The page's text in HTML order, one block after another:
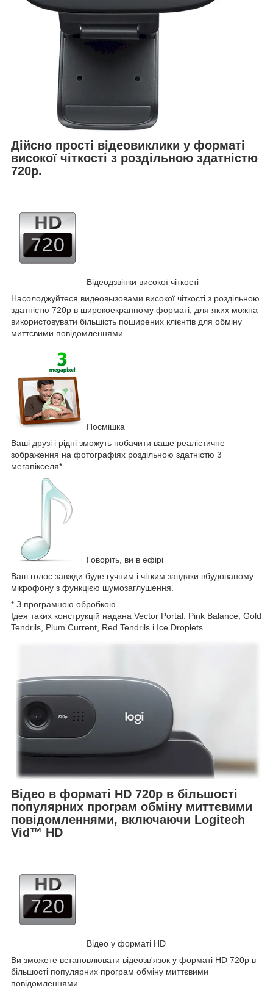
Дійсно прості відеовиклики у форматі
високої чіткості з роздільною здатністю
720p.
Відеодзвінки високої чіткості
Насолоджуйтеся видеовызовами високої чіткості з роздільною
здатністю 720p в широкоекранному форматі, для яких можна
використовувати більшість поширених клієнтів для обміну
миттєвими повідомленнями.
Посмішка
Ваші друзі і рідні зможуть побачити ваше реалістичне
зображення на фотографіях роздільною здатністю 3
мегапікселя*.
Говоріть, ви в ефірі
Ваш голос завжди буде гучним і чітким завдяки вбудованому
мікрофону з функцією шумозаглушення.
* З програмною обробкою.
Ідея таких конструкцій надана Vector Portal: Pink Balance, Gold
Tendrils, Plum Current, Red Tendrils і Ice Droplets.
Відео в форматі HD 720p в більшості
популярних програм обміну миттєвими
повідомленнями, включаючи Logitech
Vid™ HD
Відео у форматі HD
Ви зможете встановлювати відеозв'язок у форматі HD 720p в
більшості популярних програм обміну миттєвими
повідомленнями.